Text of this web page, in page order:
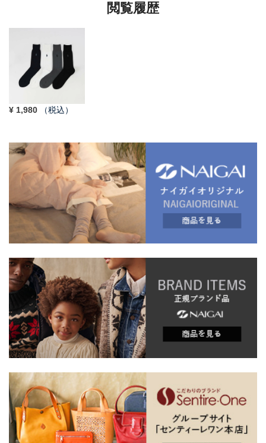
閲覧履歴
¥ 1,980 （税込）